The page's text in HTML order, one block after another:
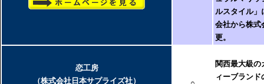
ルスタイル」
会社から株式
更。
恋工房
（株式会社日本サプライズ社）
関西最大級の
ィーブラン